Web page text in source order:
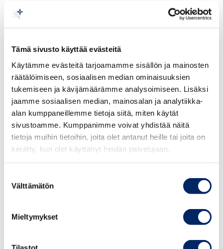
Tämä sivusto käyttää evästeitä
Käytämme evästeitä tarjoamamme sisällön ja mainosten
räätälöimiseen, sosiaalisen median ominaisuuksien
tukemiseen ja kävijämäärämme analysoimiseen. Lisäksi
jaamme sosiaalisen median, mainosalan ja analytiikka-
alan kumppaneillemme tietoja siitä, miten käytät
sivustoamme. Kumppanimme voivat yhdistää näitä
tietoja muihin tietoihin, joita olet antanut heille tai joita on
kerätty, kun olet käyttänyt heidän palvelujaan.
valinta
Välttämätön
Mieltymykset
Kansainvälisen kauppakamarin (ICC) markkinointisäännöt
markkinointi tarkoittaa mainontaa ja muuta markkinointia,
kuten myynninedistäminen, sponsorointi,
suoramarkkinointi ja digitaalinen markkinointi. Käsitettä
tulee tulkita laajasti. Se tarkoittaa viestintää, jota
markkinoija itse tai joku hänen lukuunsa harjoittaa, ja
jonka ensisijaisena tarkoituksena on tuotteen
myynninedistäminen tai kuluttajien käyttäytymiseen
vaikuttaminen mainitussa tarkoituksessa.
ICC:n markkinointisääntöjen 7 artiklan mukaan
markkinoinnin on oltava esitystavasta ja mediasta
riippumatta selkeästi tunnistettavissa markkinoinniksi.
tunnistettavissa mainokseksi, kun se julkaistaan
aineistoa. Tarvittaessa mainos on merkittävä